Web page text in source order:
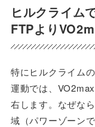
ヒルクライム
FTPより
特にヒルクライム
運動では、
右します。なぜな
域（パワーゾーン